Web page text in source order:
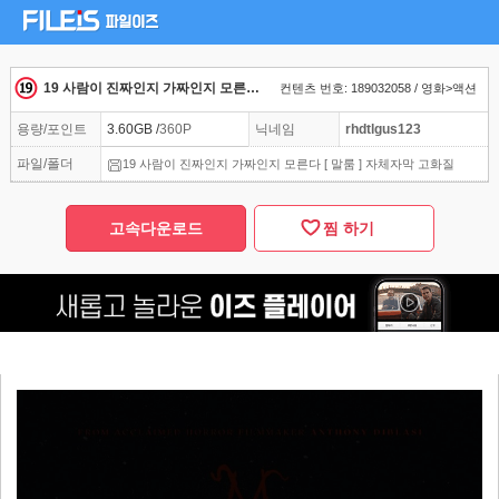
19 사람이 진짜인지 가짜인지 모른다 [ 말룸 ] 자체자막 고화질 컨텐츠 번호: 189032058 / 영화>액션
용량/포인트 3.60GB /360P 닉네임 rhdtlgus123
파일/폴더 19 사람이 진짜인지 가짜인지 모른다 [ 말룸 ] 자체자막 고화질
고속다운로드 찜 하기